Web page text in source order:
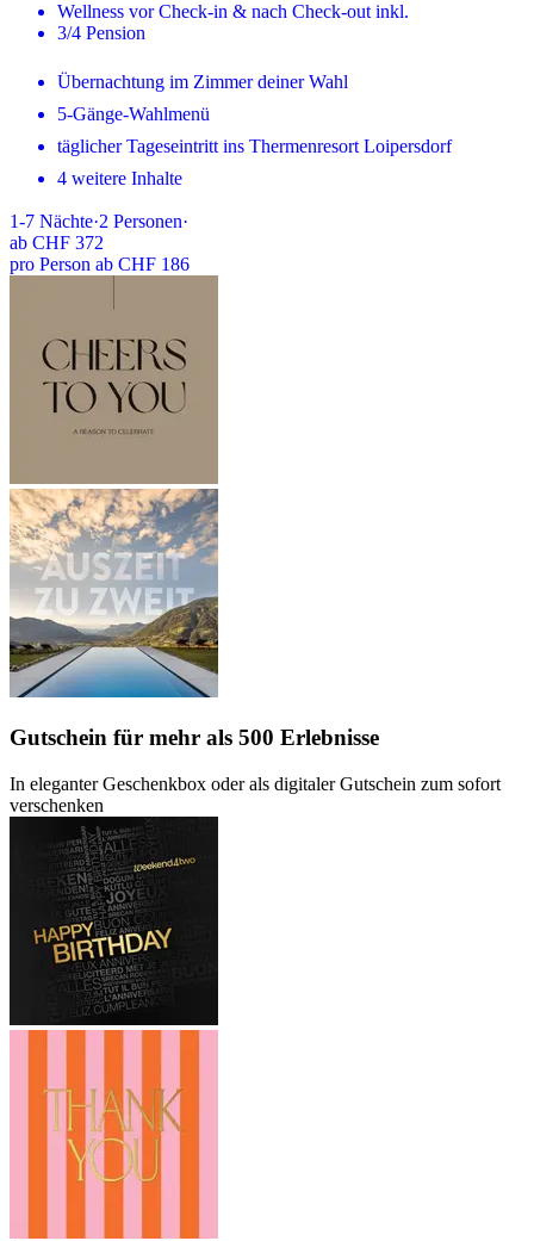
Wellness vor Check-in & nach Check-out inkl.
3/4 Pension
Übernachtung im Zimmer deiner Wahl
5-Gänge-Wahlmenü
täglicher Tageseintritt ins Thermenresort Loipersdorf
4 weitere Inhalte
1-7 Nächte·2 Personen·
ab CHF 372
pro Person ab CHF 186
Gutschein für mehr als 500 Erlebnisse
In eleganter Geschenkbox oder als digitaler Gutschein zum sofort
verschenken